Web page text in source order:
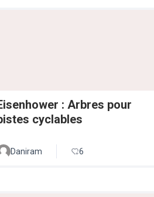
: Arbres pour
cyclables
Daniram 6